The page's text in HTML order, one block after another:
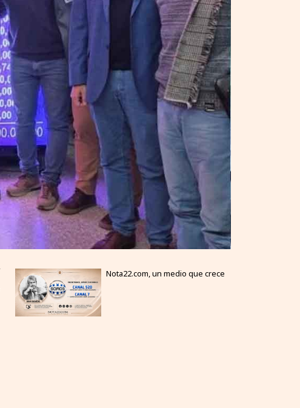
Nota22.com, un medio que crece